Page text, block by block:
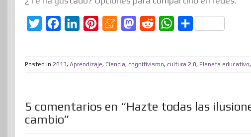
t
r
e
o
k
I
t
e
M
e
M
t
o
d
W
t
p
C
p
Posted in 2013, Aprendizaje, Ciencia, cognitivismo, cultura 2.0, Planeta educativo,
5 comentarios en “Hazte todas las
cambio”